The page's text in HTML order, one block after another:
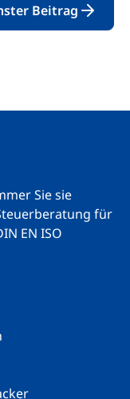
Beitrag
Sie sie
für
EN ISO